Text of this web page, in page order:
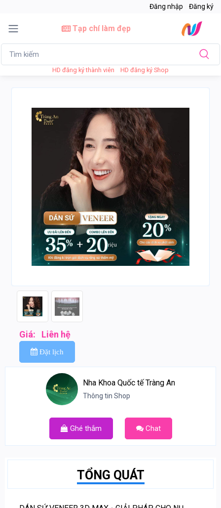
Đăng nhập Đăng ký
Tạp chí làm đẹp
HD đăng ký thành viên HD đăng ký Shop
Giá: Liên hệ
Đặt lịch
Nha Khoa Quốc tế Tràng An
Thông tin Shop
Ghé thắm Chat
TỔNG QUÁT